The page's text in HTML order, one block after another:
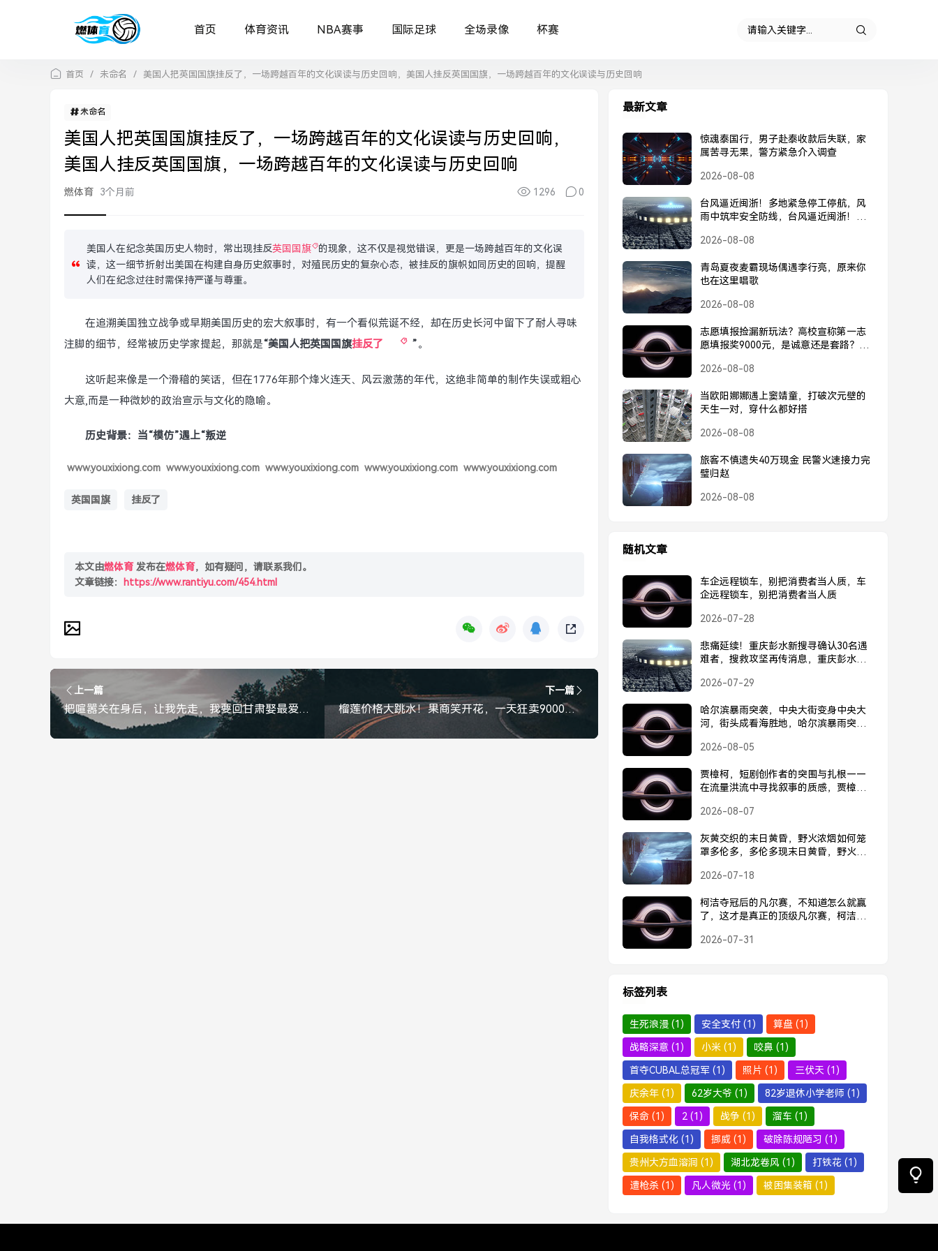
首页 体育资讯 NBA赛事 国际足球 全场录像 杯赛
首页 / 未命名 / 美国人把英国国旗挂反了，一场跨越百年的文化误读与历史回响，美国人挂反英国国旗，一场跨越百年的文化误读与历史回响
未命名
美国人把英国国旗挂反了，一场跨越百年的文化误读与历史回响，
美国人挂反英国国旗，一场跨越百年的文化误读与历史回响
燃体育 3个月前 1296 0
美国人在纪念英国历史人物时，常出现挂反英国国旗
的现象，这不仅是视觉错误，更是一场跨越百年的文化误
读，这一细节折射出美国在构建自身历史叙事时，对殖民历史的复杂心态，被挂反的旗帜如同历史的回响，提醒
人们在纪念过往时需保持严谨与尊重。
在追溯美国独立战争或早期美国历史的宏大叙事时，有一个看似荒诞不经，却在历史长河中留下了耐人寻味
注脚的细节，经常被历史学家提起，那就是“美国人把英国国旗挂反了 ”。
这听起来像是一个滑稽的笑话，但在1776年那个烽火连天、风云激荡的年代，这绝非简单的制作失误或粗心
大意,而是一种微妙的政治宣示与文化的隐喻。
历史背景：当“模仿”遇上“叛逆
www.youxixiong.com www.youxixiong.com www.youxixiong.com www.youxixiong.com www.youxixiong.com
英国国旗 挂反了
本文由燃体育发布在燃体育，如有疑问，请联系我们。
文章链接：
https://www.rantiyu.com/454.html
上一篇
把喧嚣关在身后，让我先走，我要回甘肃娶最爱的人
下一篇
榴莲价格大跳水！果商笑开花，一天狂卖9000斤，网友，终于实现了榴莲自由，榴莲价格大跳水！果商日销9000斤，网友，终于实现自由
最新文章
惊魂泰国行，男子赴泰收款后失联，家
属苦寻无果，警方紧急介入调查
2026-08-08
台风逼近闽浙！多地紧急停工停航，风
雨中筑牢安全防线，台风逼近闽浙！多
2026-08-08
青岛夏夜麦霸现场偶遇李行亮，原来你
也在这里唱歌
2026-08-08
志愿填报捡漏新玩法？高校宣称第一志
愿填报奖9000元，是诚意还是套路？高
套路？
2026-08-08
当欧阳娜娜遇上窦靖童，打破次元壁的
天生一对，穿什么都好搭
2026-08-08
旅客不慎遗失40万现金 民警火速接力完
璧归赵
2026-08-08
随机文章
车企远程锁车，别把消费者当人质，车
企远程锁车，别把消费者当人质
2026-07-28
悲痛延续！重庆彭水新搜寻确认30名遇
难者，搜救攻坚再传消息，重庆彭水新
息
2026-07-29
哈尔滨暴雨突袭，中央大街变身中央大
河，街头成看海胜地，哈尔滨暴雨突
海胜地
2026-08-05
贾樟柯，短剧创作者的突围与扎根——
在流量洪流中寻找叙事的质感，贾樟
质感
2026-08-07
灰黄交织的末日黄昏，野火浓烟如何笼
罩多伦多，多伦多现末日黄昏，野火浓
2026-07-18
柯洁夺冠后的凡尔赛，不知道怎么就赢
了，这才是真正的顶级凡尔赛，柯洁夺
才是真正的顶级凡尔赛
2026-07-31
标签列表
生死浪漫 (1) 安全支付 (1) 算盘 (1)
战略深意 (1) 小米 (1) 咬鼻 (1)
首夺CUBAL总冠军 (1) 照片 (1) 三伏天 (1)
庆余年 (1) 62岁大爷 (1) 82岁退休小学老师 (1)
保命 (1) 2 (1) 战争 (1) 溜车 (1)
自我格式化 (1) 挪威 (1) 破除陈规陋习 (1)
贵州大方血溶洞 (1) 湖北龙卷风 (1) 打铁花 (1)
遭枪杀 (1) 凡人微光 (1) 被困集装箱 (1)